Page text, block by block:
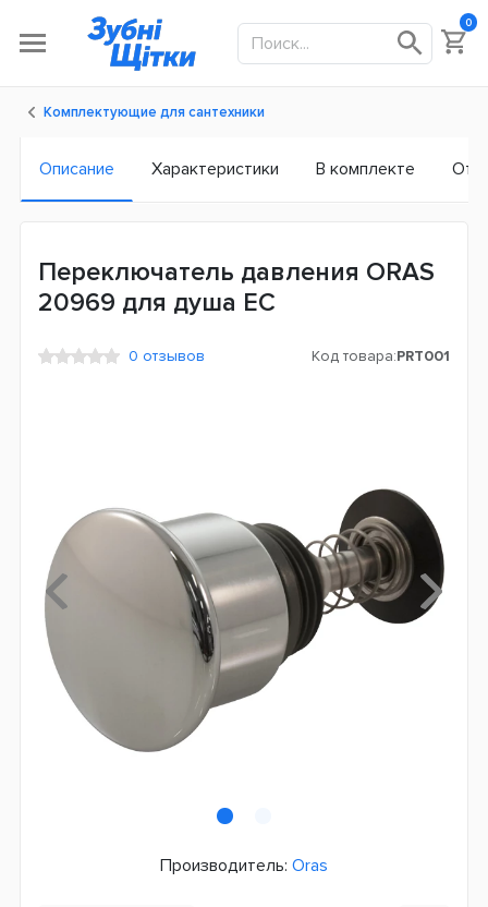
0
Комплектующие для сантехники
Описание Характеристики В комплекте
Переключатель давления ORAS
20969 для душа ЕС
0 отзывов Код товара:PRT001
Производитель: Oras